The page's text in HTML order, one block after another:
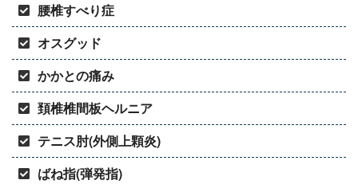
腰椎すべり症
オスグッド
かかとの痛み
頚椎椎間板ヘルニア
テニス肘(外側上顆炎)
ばね指(弾発指)